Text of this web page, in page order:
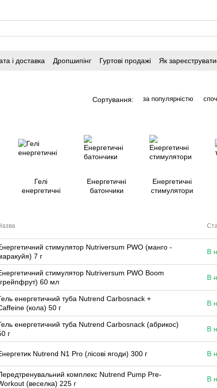
і доставка Дропшипінг Гуртові продажі Як
Сортування: за популярністю
Гелі
енергетичні
Енергетичні
батончики
Енергетичні
стимулятори
стимулятор Nutriversum PWO (манго -
7 г
В
стимулятор Nutriversum PWO Boom
60 мл
В
енергетичний туба Nutrend Carbosnack +
(кола) 50 г
В
енергетичний туба Nutrend Carbosnack (абрикос)
г
В
Nutrend N1 Pro (лісові ягоди) 300 г В
комплекс Nutrend Pump Pre-
(веселка) 225 г
В